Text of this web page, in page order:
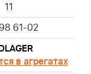
11
61-02
в агрегатах